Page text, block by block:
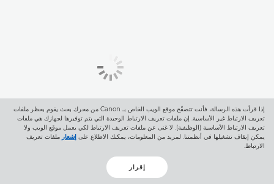
العدسات الموصى بها
إذا قرأت هذه الرسالة، فأنت تتصفّح موقع الويب الخاص بـ Canon من محرك بحث يقوم بحظر ملفات
تعريف الارتباط غير الأساسية. إن ملفات تعريف الارتباط الوحيدة التي يتم توفيرها لجهازك هي ملفات
تعريف الارتباط الأساسية (الوظيفية). لا غنى عن ملفات تعريف الارتباط لكي يعمل موقع الويب ولا
يمكن إيقاف تشغيلها في أنظمتنا. لمزيد من المعلومات، يمكنك الاطلاع على إشعار ملفات تعريف
الارتباط.
إقرار